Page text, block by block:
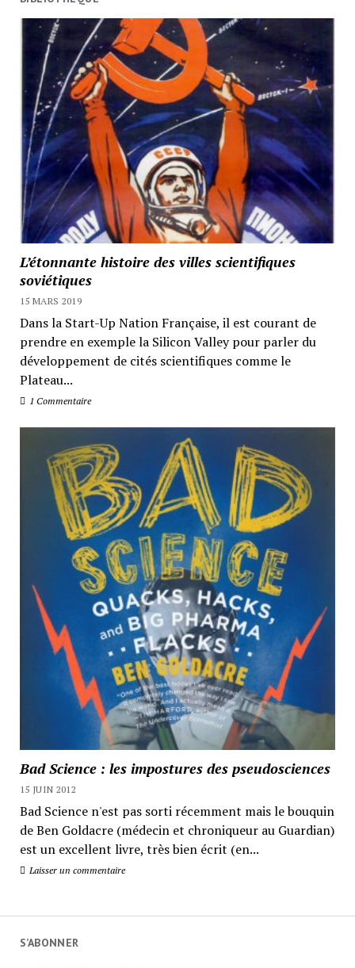
L’étonnante histoire des villes scientifiques
soviétiques
15 MARS 2019
Dans la Start-Up Nation Française, il est courant de
prendre en exemple la Silicon Valley pour parler du
développement de cités scientifiques comme le
Plateau...
1 Commentaire
Bad Science : les impostures des pseudosciences
15 JUIN 2012
Bad Science n'est pas sorti récemment mais le bouquin
de Ben Goldacre (médecin et chroniqueur au Guardian)
est un excellent livre, très bien écrit (en...
Laisser un commentaire
S’ABONNER